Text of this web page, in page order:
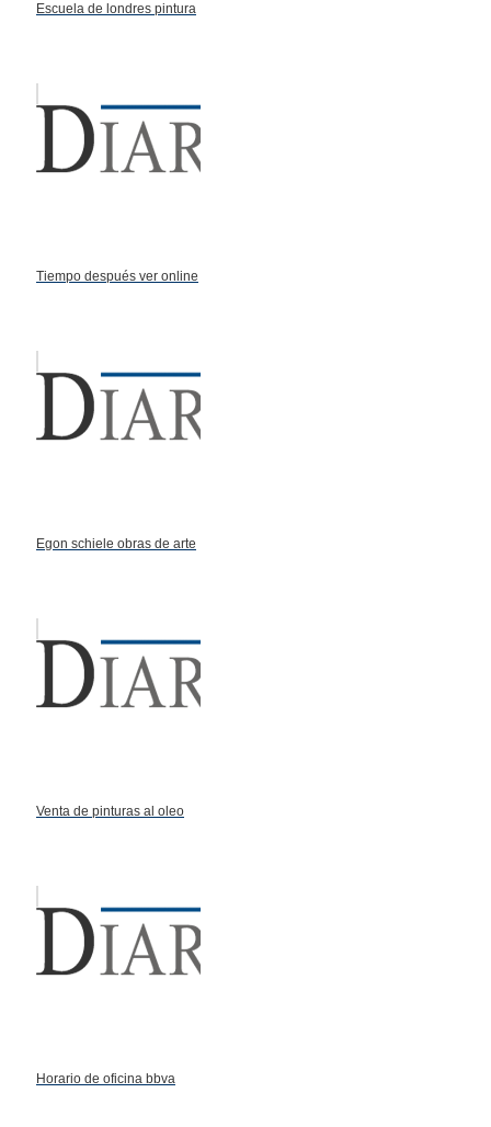
Escuela de londres pintura
Tiempo después ver online
Egon schiele obras de arte
Venta de pinturas al oleo
Horario de oficina bbva